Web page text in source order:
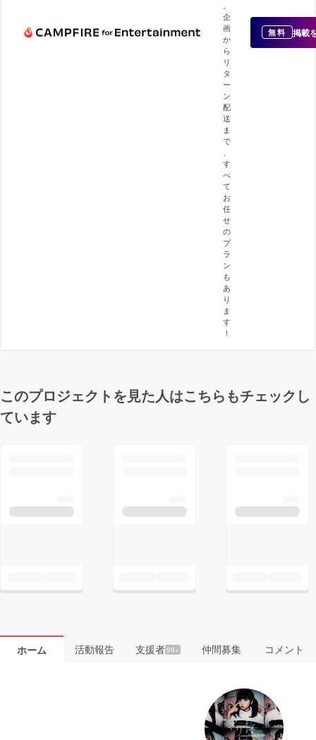
企
画
か
ら
リ
タ
ー
ン
配
送
ま
で
す
べ
て
お
任
せ
の
プ
ラ
ン
も
あ
り
ま
す
！
無料 掲載
このプロジェクトを見た人はこちらもチェックし
ています
ホーム 活動報告 支援者99+ 仲間募集 コメント